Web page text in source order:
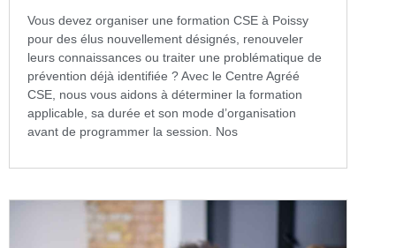
Vous devez organiser une formation CSE à Poissy
pour des élus nouvellement désignés, renouveler
leurs connaissances ou traiter une problématique de
prévention déjà identifiée ? Avec le Centre Agréé
CSE, nous vous aidons à déterminer la formation
applicable, sa durée et son mode d’organisation
avant de programmer la session. Nos